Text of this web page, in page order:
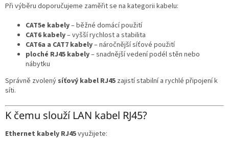
Při výběru doporučujeme zaměřit se na kategorii kabelu:
CAT5e kabely– běžné domácí použití
CAT6 kabely– vyšší rychlost a stabilita
CAT6a a CAT7 kabely– náročnější síťové použití
ploché RJ45 kabely– snadnější vedení podél stěn nebo
nábytku
Správně zvolený síťový kabel RJ45 zajistí stabilní a rychlé připojení k
síti.
K čemu slouží LAN kabel RJ45?
Ethernet kabely RJ45využijete: